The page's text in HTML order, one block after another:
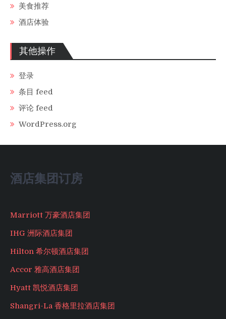
美食推荐
酒店体验
其他操作
登录
条目 feed
评论 feed
WordPress.org
酒店集团订房
Marriott 万豪酒店集团
IHG 洲际酒店集团
Hilton 希尔顿酒店集团
Accor 雅高酒店集团
Hyatt 凯悦酒店集团
Shangri-La 香格里拉酒店集团